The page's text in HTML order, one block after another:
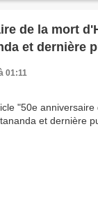
de la mort
et dernière
01:11